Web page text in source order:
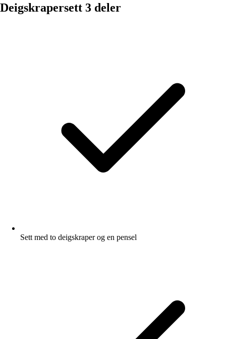
Deigskrapersett 3 deler
Sett med to deigskraper og en pensel